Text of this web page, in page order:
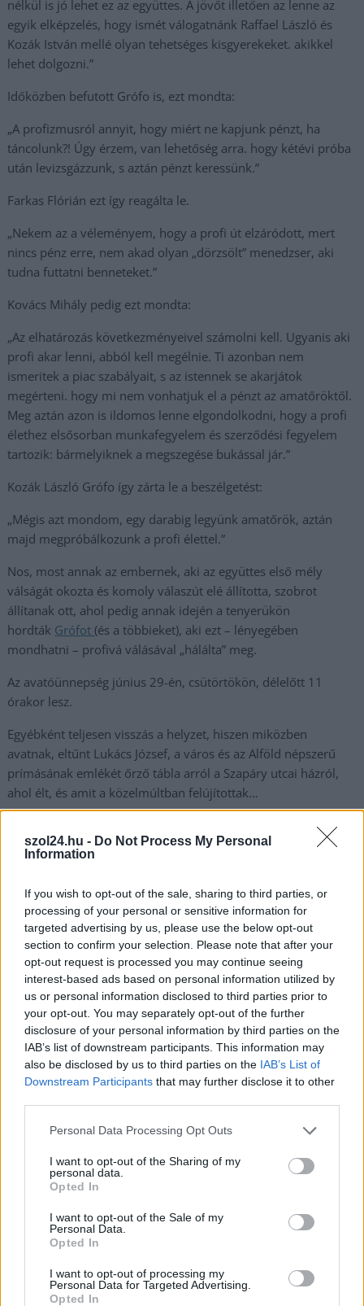
szol24.hu - Do Not Process My Personal
Information
If you wish to opt-out of the sale, sharing to third parties, or
processing of your personal or sensitive information for
targeted advertising by us, please use the below opt-out
section to confirm your selection. Please note that after your
opt-out request is processed you may continue seeing
interest-based ads based on personal information utilized by
us or personal information disclosed to third parties prior to
your opt-out. You may separately opt-out of the further
disclosure of your personal information by third parties on the
IAB’s list of downstream participants. This information may
also be disclosed by us to third parties on the IAB’s List of
Downstream Participants that may further disclose it to other
Please note that this website/app uses one or more Google
not limited to your visit or usage behaviour. You may click to
grant or deny consent to Google and its third-party tags to
use your data for below specified purposes in below Google
consent section.
Personal Data Processing Opt Outs
I want to opt-out of the Sharing of my
personal data.
Opted In
I want to opt-out of the Sale of my
Personal Data.
Opted In
I want to opt-out of processing my
Personal Data for Targeted Advertising.
Opted In
nélkül is jó lehet ez az együttes. A jövőt illetően az lenne az
egyik elképzelés, hogy ismét válogatnánk Raffael László és
Kozák István mellé olyan tehetséges kisgyerekeket. akikkel
lehet dolgozni.”
Időközben befutott Grófo is, ezt mondta:
„A profizmusról annyit, hogy miért ne kapjunk pénzt, ha
táncolunk?! Úgy érzem, van lehetőség arra. hogy kétévi próba
után levizsgázzunk, s aztán pénzt keressünk.”
Farkas Flórián ezt így reagálta le.
„Nekem az a véleményem, hogy a profi út elzáródott, mert
nincs pénz erre, nem akad olyan „dörzsölt” menedzser, aki
tudna futtatni benneteket.”
Kovács Mihály pedig ezt mondta:
„Az elhatározás következményeivel számolni kell. Ugyanis aki
profi akar lenni, abból kell megélnie. Ti azonban nem
ismeritek a piac szabályait, s az istennek se akarjátok
megérteni. hogy mi nem vonhatjuk el a pénzt az amatőröktől.
Meg aztán azon is ildomos lenne elgondolkodni, hogy a profi
élethez elsősorban munkafegyelem és szerződési fegyelem
tartozik: bármelyiknek a megszegése bukással jár.”
Kozák László Grófo így zárta le a beszélgetést:
„Mégis azt mondom, egy darabig legyünk amatőrök, aztán
majd megpróbálkozunk a profi élettel.”
Nos, most annak az embernek, aki az együttes első mély
válságát okozta és komoly válaszút elé állította, szobrot
állítanak ott, ahol pedig annak idején a tenyerükön
hordták Grófot (és a többieket), aki ezt – lényegében
mondhatni – profivá válásával „hálálta” meg.
Az avatóünnepség június 29-én, csütörtökön, délelőtt 11
órakor lesz.
Egyébként teljesen visszás a helyzet, hiszen miközben
avatnak, eltűnt Lukács József, a város és az Alföld népszerű
prímásának emlékét őrző tábla arról a Szapáry utcai házról,
ahol élt, és amit a közelmúltban felújítottak…
Vajon hova lett ez a tábla? Fotó: wikimédia.org
Fotó: Kis Grófo Facebook
Szolnok
Bejegyzés
navigáció
Amiben a szolnoki
városvezetés béna kacsa,
lépett – gyérítik a galambokat
Az ismert szolnoki
kötelezettséget
Kapcsolódó cikkek